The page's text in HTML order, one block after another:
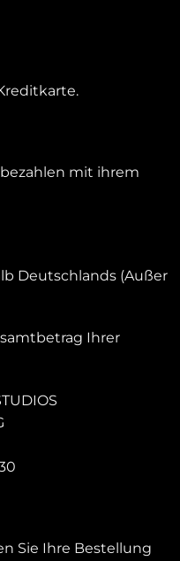
mit ihrem
Deutschlands (Außer
Ihrer
Sie Ihre Bestellung